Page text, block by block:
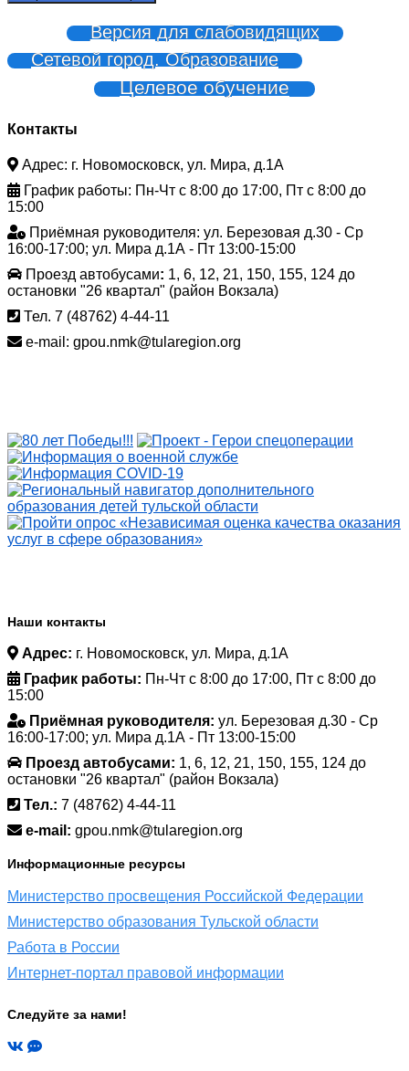
Версия для слабовидящих
Сетевой город. Образование
Целевое обучение
Контакты
Адрес: г. Новомосковск, ул. Мира, д.1А
График работы: Пн-Чт с 8:00 до 17:00, Пт с 8:00 до
15:00
Приёмная руководителя: ул. Березовая д.30 - Ср
16:00-17:00; ул. Мира д.1А - Пт 13:00-15:00
Проезд автобусами: 1, 6, 12, 21, 150, 155, 124 до
остановки "26 квартал" (район Вокзала)
Тел. 7 (48762) 4-44-11
e-mail: gpou.nmk@tularegion.org
Наши контакты
Адрес: г. Новомосковск, ул. Мира, д.1А
График работы: Пн-Чт с 8:00 до 17:00, Пт с 8:00 до
15:00
Приёмная руководителя: ул. Березовая д.30 - Ср
16:00-17:00; ул. Мира д.1А - Пт 13:00-15:00
Проезд автобусами: 1, 6, 12, 21, 150, 155, 124 до
остановки "26 квартал" (район Вокзала)
Тел.: 7 (48762) 4-44-11
e-mail: gpou.nmk@tularegion.org
Информационные ресурсы
Министерство просвещения Российской Федерации
Министерство образования Тульской области
Работа в России
Интернет-портал правовой информации
Следуйте за нами!